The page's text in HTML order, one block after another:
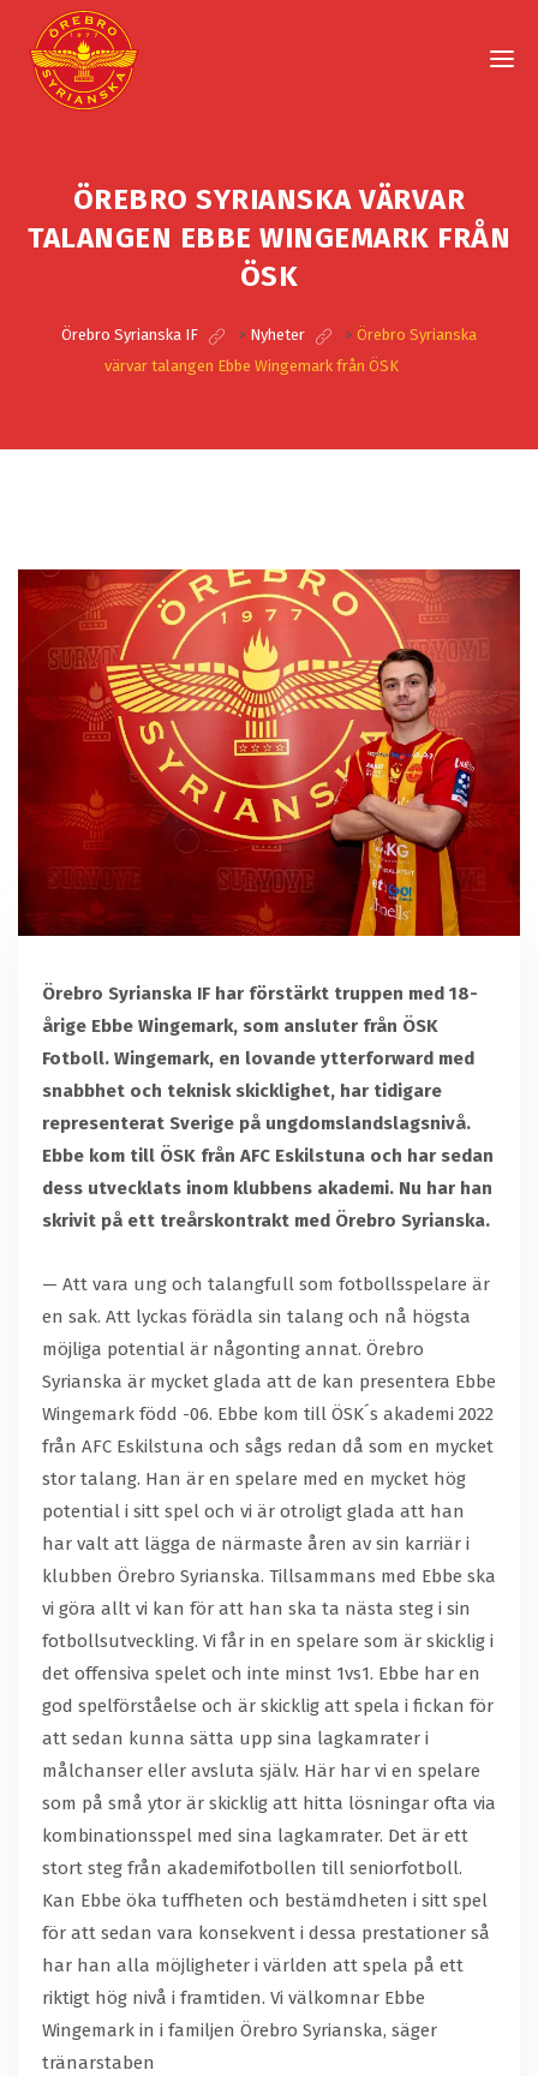
ÖREBRO SYRIANSKA VÄRVAR
TALANGEN EBBE WINGEMARK FRÅN
ÖSK
Örebro Syrianska IF > Nyheter > Örebro Syrianska
värvar talangen Ebbe Wingemark från ÖSK
Örebro Syrianska IF har förstärkt truppen med 18-
årige Ebbe Wingemark, som ansluter från ÖSK
Fotboll. Wingemark, en lovande ytterforward med
snabbhet och teknisk skicklighet, har tidigare
representerat Sverige på ungdomslandslagsnivå.
Ebbe kom till ÖSK från AFC Eskilstuna och har sedan
dess utvecklats inom klubbens akademi. Nu har han
skrivit på ett treårskontrakt med Örebro Syrianska.
— Att vara ung och talangfull som fotbollsspelare är
en sak. Att lyckas förädla sin talang och nå högsta
möjliga potential är någonting annat. Örebro
Syrianska är mycket glada att de kan presentera Ebbe
Wingemark född -06. Ebbe kom till ÖSK´s akademi 2022
från AFC Eskilstuna och sågs redan då som en mycket
stor talang. Han är en spelare med en mycket hög
potential i sitt spel och vi är otroligt glada att han
har valt att lägga de närmaste åren av sin karriär i
klubben Örebro Syrianska. Tillsammans med Ebbe ska
vi göra allt vi kan för att han ska ta nästa steg i sin
fotbollsutveckling. Vi får in en spelare som är skicklig i
det offensiva spelet och inte minst 1vs1. Ebbe har en
god spelförståelse och är skicklig att spela i fickan för
att sedan kunna sätta upp sina lagkamrater i
målchanser eller avsluta själv. Här har vi en spelare
som på små ytor är skicklig att hitta lösningar ofta via
kombinationsspel med sina lagkamrater. Det är ett
stort steg från akademifotbollen till seniorfotboll.
Kan Ebbe öka tuffheten och bestämdheten i sitt spel
för att sedan vara konsekvent i dessa prestationer så
har han alla möjligheter i världen att spela på ett
riktigt hög nivå i framtiden. Vi välkomnar Ebbe
Wingemark in i familjen Örebro Syrianska, säger
tränarstaben